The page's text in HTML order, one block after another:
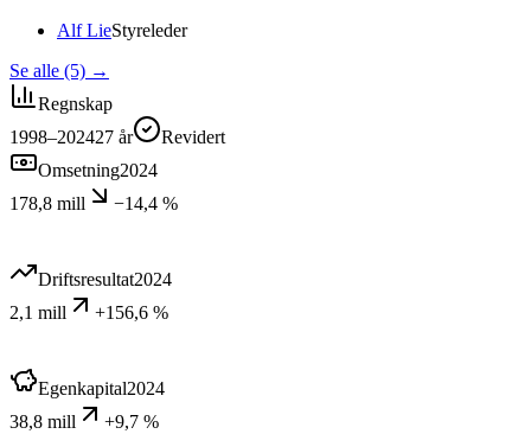
Alf LieStyreleder
Se alle (5) →
Regnskap
1998–202427 år
Revidert
Omsetning2024
178,8 mill
−14,4 %
Driftsresultat2024
2,1 mill
+156,6 %
Egenkapital2024
38,8 mill
+9,7 %